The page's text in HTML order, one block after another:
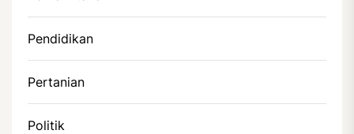
Pendidikan
Pertanian
Politik